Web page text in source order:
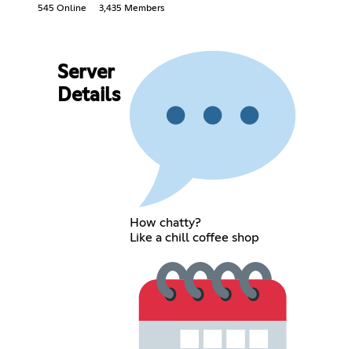
545 Online 3,435 Members
Server
Details
How chatty?
Like a chill coffee shop